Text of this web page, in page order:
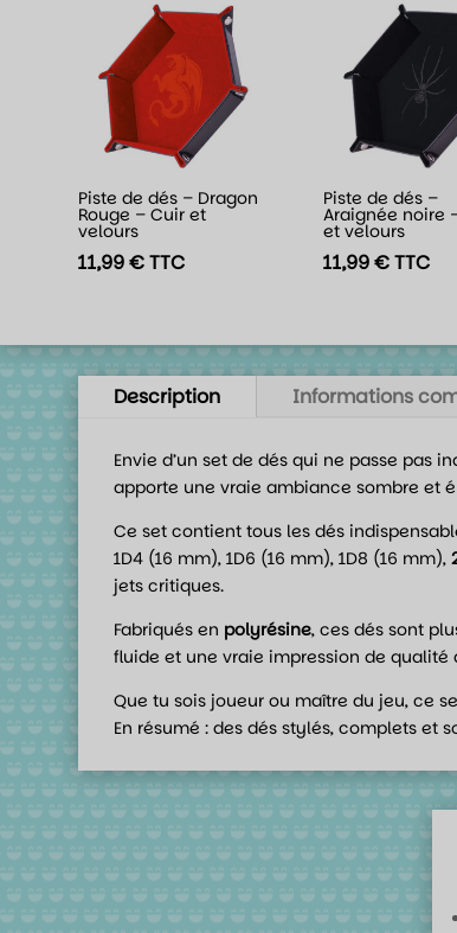
Piste de dés – Dragon
Rouge – Cuir et
velours
11,99€TTC
Piste de dés –
Araignée noire
et velours
11,99€TTC
Description Informations
Envie d’un set de dés qui ne passe pas
apporte une vraie ambiance sombre et
Ce set contient tous les dés
1D4 (16 mm), 1D6 (16 mm), 1D8 (16 mm),
jets critiques.
Fabriqués en polyrésine, ces dés sont
fluide et une vraie impression de qualité
Que tu sois joueur ou maître du jeu, ce
En résumé : des dés stylés, complets et